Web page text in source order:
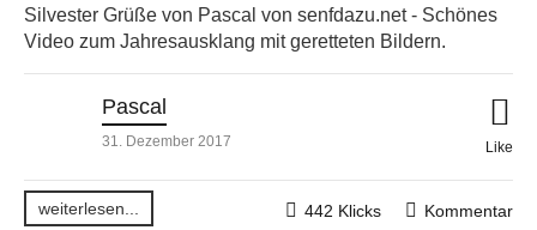
Silvester Grüße von Pascal von senfdazu.net - Schönes
Video zum Jahresausklang mit geretteten Bildern.
Pascal
31. Dezember 2017 Like
weiterlesen... Kommentar
442 Klicks